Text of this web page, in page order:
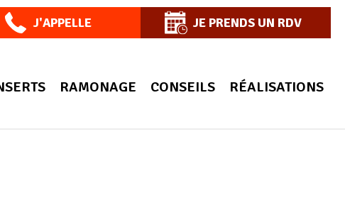
J'APPELLE JE PRENDS UN RDV
RAMONAGE CONSEILS RÉALISATIONS